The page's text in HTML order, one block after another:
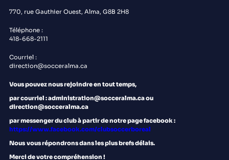
770, rue Gauthier Ouest, Alma, G8B 2H8
Téléphone :
418-668-2111
Courriel :
direction@socceralma.ca
Vous pouvez nous rejoindre en tout temps,
par courriel : administration@socceralma.ca ou
direction@socceralma.ca
par messenger du club à partir de notre page facebook :
https://www.facebook.com/clubsoccerboreal
Nous vous répondrons dans les plus brefs délais.
Merci de votre compréhension !